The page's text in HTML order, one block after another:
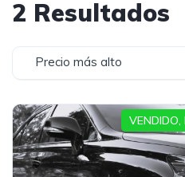
2 Resultados
Precio más alto
VENDIDO,